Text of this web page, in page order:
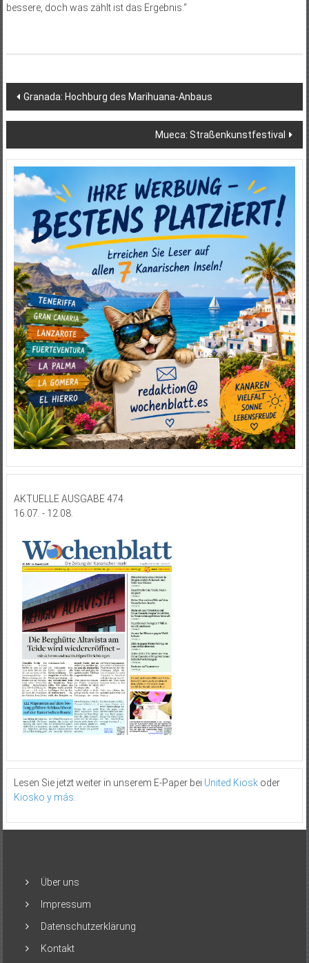
bessere, doch was zählt ist das Ergebnis.“
Beitragsnavigation
Granada: Hochburg des Marihuana-Anbaus
Mueca: Straßenkunstfestival
AKTUELLE AUSGABE 474
16.07. - 12.08.
Lesen Sie jetzt weiter in unserem E-Paper bei United Kioskoder
Kiosko y más.
Über uns
Impressum
Datenschutzerklärung
Kontakt